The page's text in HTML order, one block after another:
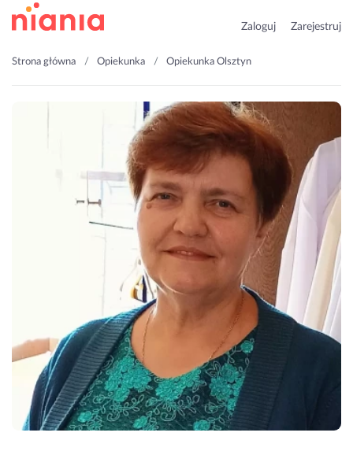
Zaloguj Zarejestruj
Strona główna Opiekunka Opiekunka Olsztyn